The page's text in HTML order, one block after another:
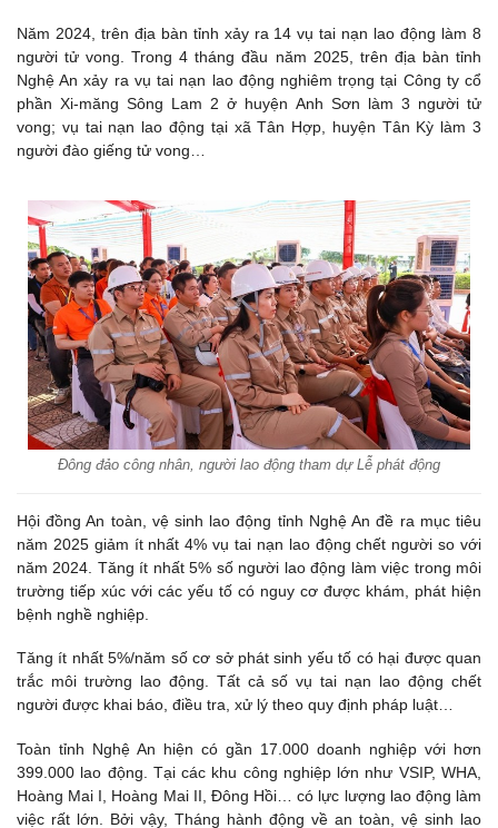
Năm 2024, trên địa bàn tỉnh xảy ra 14 vụ tai nạn lao động làm 8
người tử vong. Trong 4 tháng đầu năm 2025, trên địa bàn tỉnh
Nghệ An xảy ra vụ tai nạn lao động nghiêm trọng tại Công ty cổ
phần Xi-măng Sông Lam 2 ở huyện Anh Sơn làm 3 người tử
vong; vụ tai nạn lao động tại xã Tân Hợp, huyện Tân Kỳ làm 3
người đào giếng tử vong…
Đông đảo công nhân, người lao động tham dự Lễ phát động
Hội đồng An toàn, vệ sinh lao động tỉnh Nghệ An đề ra mục tiêu
năm 2025 giảm ít nhất 4% vụ tai nạn lao động chết người so với
năm 2024. Tăng ít nhất 5% số người lao động làm việc trong môi
trường tiếp xúc với các yếu tố có nguy cơ được khám, phát hiện
bệnh nghề nghiệp.
Tăng ít nhất 5%/năm số cơ sở phát sinh yếu tố có hại được quan
trắc môi trường lao động. Tất cả số vụ tai nạn lao động chết
người được khai báo, điều tra, xử lý theo quy định pháp luật…
Toàn tỉnh Nghệ An hiện có gần 17.000 doanh nghiệp với hơn
399.000 lao động. Tại các khu công nghiệp lớn như VSIP, WHA,
Hoàng Mai I, Hoàng Mai II, Đông Hồi… có lực lượng lao động làm
việc rất lớn. Bởi vậy, Tháng hành động về an toàn, vệ sinh lao